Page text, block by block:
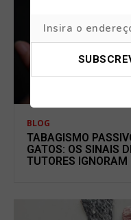
BLOG
TABAGISMO
GATOS: OS SINAIS
TUTORES IGNORAM